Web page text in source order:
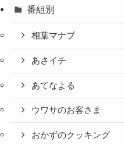
番組別
相葉マナブ
あさイチ
あてなよる
ウワサのお客さま
おかずのクッキング